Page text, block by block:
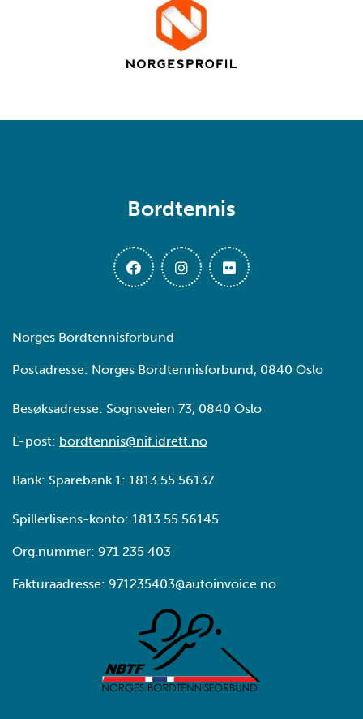
Bordtennis
Norges Bordtennisforbund
Postadresse: Norges Bordtennisforbund, 0840 Oslo
Besøksadresse: Sognsveien 73, 0840 Oslo
E-post: bordtennis@nif.idrett.no
Bank: Sparebank 1: 1813 55 56137
Spillerlisens-konto: 1813 55 56145
Org.nummer: 971 235 403
Fakturaadresse: 971235403@autoinvoice.no